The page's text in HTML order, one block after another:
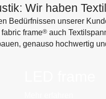
Wir haben
Bedürfnissen unserer
frame® auch
genauso hochwertig